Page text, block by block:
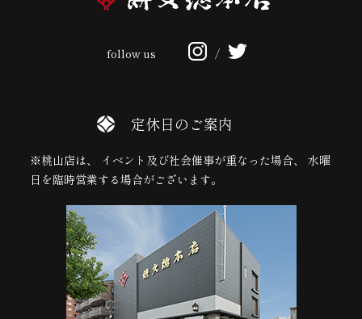
follow us /
定休日のご案内
※桃山店は、 イベント及び社会催事が重なった場合、 水曜
日を臨時営業する場合がございます。